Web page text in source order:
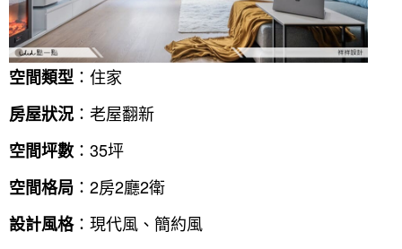
空間類型 ：住家
房屋狀況 ：老屋翻新
空間坪數 ：35坪
空間格局 ：2房2廳2衛
設計風格：現代風、簡約風